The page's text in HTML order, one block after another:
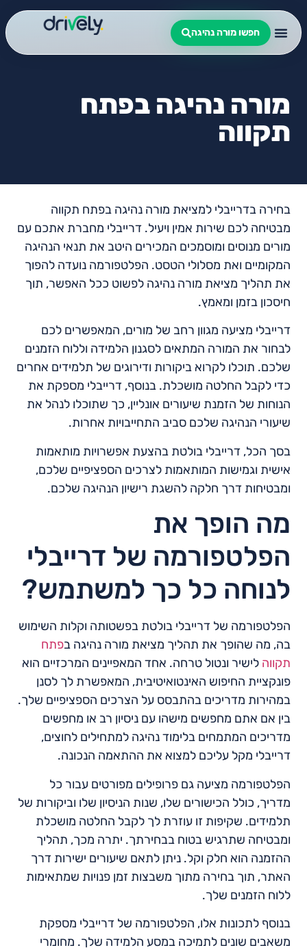
חפשו מורה נהיגה
מורה נהיגה בפתח
תקווה
בחירה בדרייבלי למציאת מורה נהיגה בפתח תקווה
מבטיחה לכם שירות אמין ויעיל. דרייבלי מחברת אתכם עם
מורים מנוסים ומוסמכים המכירים היטב את תנאי הנהיגה
המקומיים ואת מסלולי הטסט. הפלטפורמה נועדה להפוך
את תהליך מציאת מורה נהיגה לפשוט ככל האפשר, תוך
חיסכון בזמן ומאמץ.
דרייבלי מציעה מגוון רחב של מורים, המאפשרים לכם
לבחור את המורה המתאים לסגנון הלמידה וללוח הזמנים
שלכם. תוכלו לקרוא ביקורות ודירוגים של תלמידים אחרים
כדי לקבל החלטה מושכלת. בנוסף, דרייבלי מספקת את
הנוחות של הזמנת שיעורים אונליין, כך שתוכלו לנהל את
שיעורי הנהיגה שלכם סביב התחייבויות אחרות.
בסך הכל, דרייבלי בולטת בהצעת אפשרויות מותאמות
אישית וגמישות המותאמות לצרכים הספציפיים שלכם,
ומבטיחות דרך חלקה להשגת רישיון הנהיגה שלכם.
מה הופך את
הפלטפורמה של דרייבלי
לנוחה כל כך למשתמש?
הפלטפורמה של דרייבלי בולטת בפשטותה וקלות השימוש
בה, מה שהופך את תהליך מציאת מורה נהיגה בפתח
תקווה לישיר ונטול טרחה. אחד המאפיינים המרכזיים הוא
פונקציית החיפוש האינטואיטיבית, המאפשרת לך לסנן
במהירות מדריכים בהתבסס על הצרכים הספציפיים שלך.
בין אם אתם מחפשים מישהו עם ניסיון רב או מחפשים
מדריכים המתמחים בלימוד נהיגה למתחילים לחוצים,
דרייבלי מקל עליכם למצוא את ההתאמה הנכונה.
הפלטפורמה מציעה גם פרופילים מפורטים עבור כל
מדריך, כולל הכישורים שלו, שנות הניסיון שלו וביקורות של
תלמידים. שקיפות זו עוזרת לך לקבל החלטה מושכלת
ומבטיחה שתרגיש בטוח בבחירתך. יתרה מכך, תהליך
ההזמנה הוא חלק וקל. ניתן לתאם שיעורים ישירות דרך
האתר, תוך בחירה מתוך משבצות זמן פנויות שמתאימות
ללוח הזמנים שלך.
בנוסף לתכונות אלו, הפלטפורמה של דרייבלי מספקת
משאבים שונים לתמיכה במסע הלמידה שלך. מחומרי